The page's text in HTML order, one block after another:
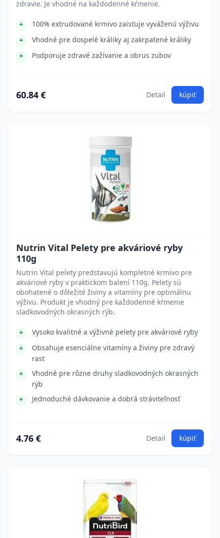
zdravie. Je vhodné na každodenné kŕmenie.
100% extrudované krmivo zaisťuje vyváženú výživu
Vhodné pre dospelé králiky aj zakrpatené králiky
Podporuje zdravé zažívanie a obrus zubov
60.84 € Detail kúpiť
Nutrin Vital Pelety pre akváriové ryby
110g
Nutrin Vital pelety predstavujú kompletné krmivo pre
akváriové ryby v praktickom balení 110g. Pelety sú
obohatené o dôležité živiny a vitamíny pre optimálnu
výživu. Produkt je vhodný pre každodenné kŕmenie
sladkovodných okrasných rýb.
Vysoko kvalitné a výživné pelety pre akváriové ryby
Obsahuje esenciálne vitamíny a živiny pre zdravý
rast
Vhodné pre rôzne druhy sladkovodných okrasných
rýb
Jednoduché dávkovanie a dobrá stráviteľnosť
4.76 € Detail kúpiť